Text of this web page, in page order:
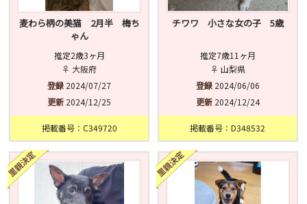
麦わら柄の美猫 2月半 梅ち
ゃん
推定2歳3ヶ月
♀ 大阪府
登録 2024/07/27
更新 2024/12/25
掲載番号：C349720
チワワ 小さな女の子 5歳
推定7歳11ヶ月
♀ 山梨県
登録2024/06/06
更新2024/12/24
掲載番号：D348532